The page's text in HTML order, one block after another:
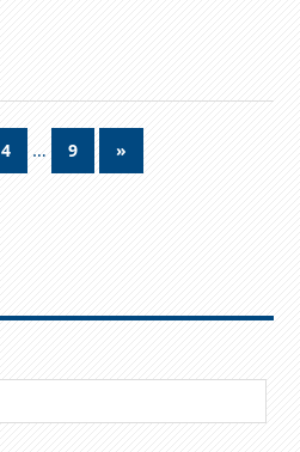
4 … 9
Next
Posts
»